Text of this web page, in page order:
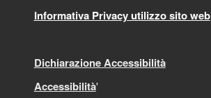
Informativa Privacy utilizzo sito web
Dichiarazione Accessibilità
Accessibilità'